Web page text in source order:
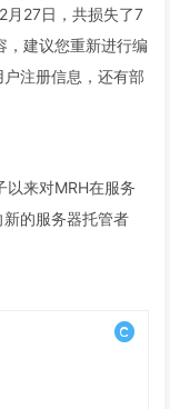
月27日，共损失了7
，建议您重新进行编
注册信息，还有部
以来对MRH在服务
的服务器托管者